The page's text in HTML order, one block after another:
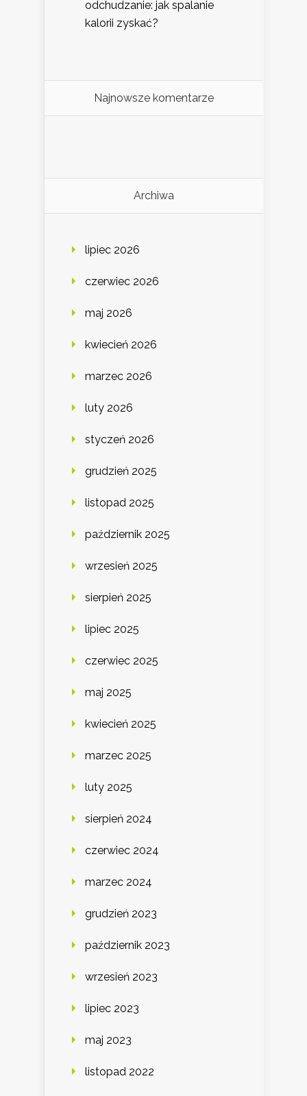
odchudzanie: jak spalanie
kalorii zyskać?
Najnowsze komentarze
Archiwa
lipiec 2026
czerwiec 2026
maj 2026
kwiecień 2026
marzec 2026
luty 2026
styczeń 2026
grudzień 2025
listopad 2025
październik 2025
wrzesień 2025
sierpień 2025
lipiec 2025
czerwiec 2025
maj 2025
kwiecień 2025
marzec 2025
luty 2025
sierpień 2024
czerwiec 2024
marzec 2024
grudzień 2023
październik 2023
wrzesień 2023
lipiec 2023
maj 2023
listopad 2022